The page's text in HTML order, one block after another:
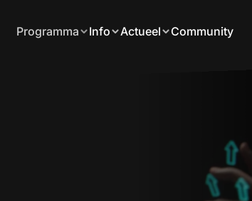
Programma Info Actueel Community